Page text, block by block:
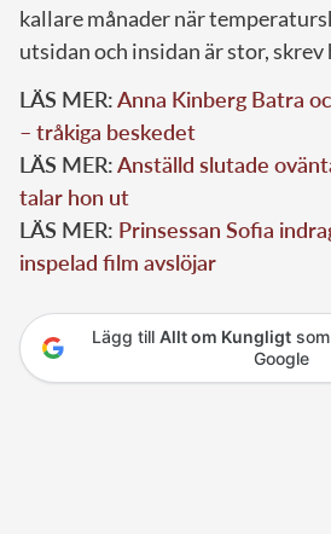
kallare månader när
utsidan och insidan är stor,
LÄS MER:Anna Kinberg Batra
– tråkiga beskedet
LÄS MER:Anställd slutade
talar hon ut
LÄS MER: Prinsessan Sofia
inspelad film avslöjar
Lägg till Allt om Kungligtsom
Google